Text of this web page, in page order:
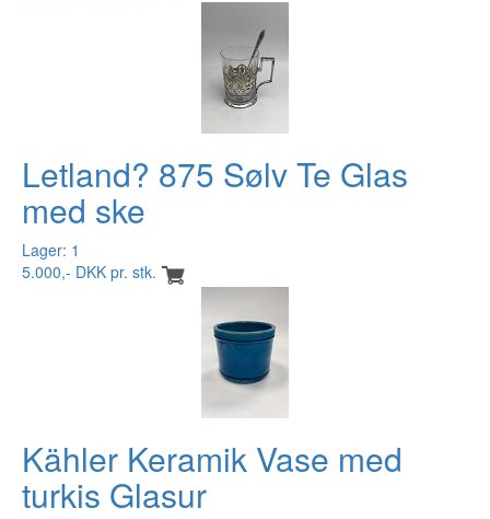
Letland? 875 Sølv Te Glas
med ske
Lager: 1
5.000,- DKK pr. stk.
Kähler Keramik Vase med
turkis Glasur